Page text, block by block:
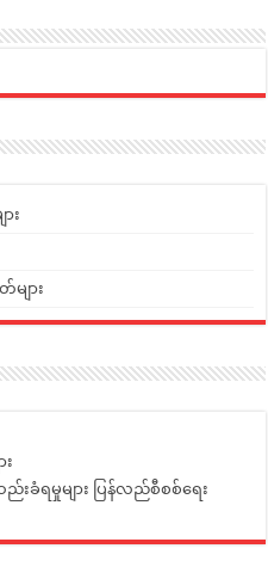
း
များ
းခံရမှုများ ပြန်လည်စီစစ်ရေး